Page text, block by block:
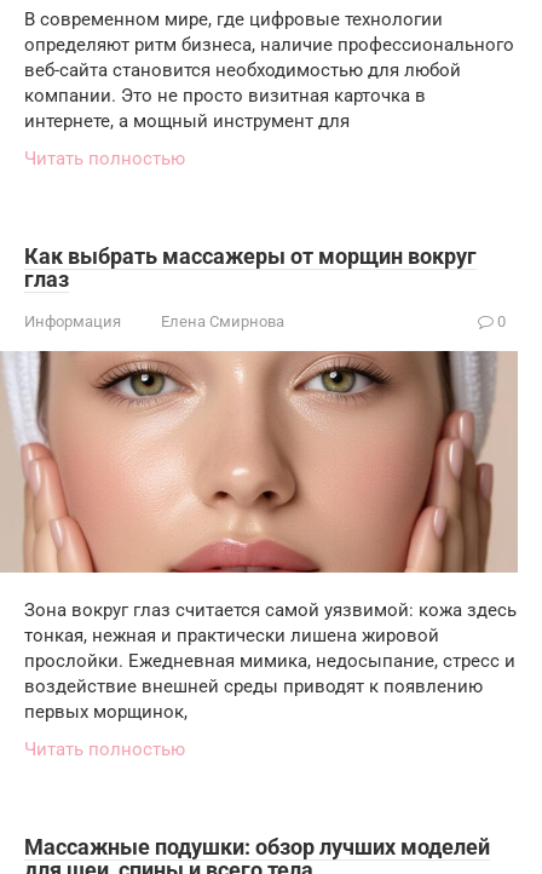
В современном мире, где цифровые технологии
определяют ритм бизнеса, наличие профессионального
веб-сайта становится необходимостью для любой
компании. Это не просто визитная карточка в
интернете, а мощный инструмент для
Читать полностью
Как выбрать массажеры от морщин вокруг
глаз
Информация Елена Смирнова 0
Зона вокруг глаз считается самой уязвимой: кожа здесь
тонкая, нежная и практически лишена жировой
прослойки. Ежедневная мимика, недосыпание, стресс и
воздействие внешней среды приводят к появлению
первых морщинок,
Читать полностью
Массажные подушки: обзор лучших моделей